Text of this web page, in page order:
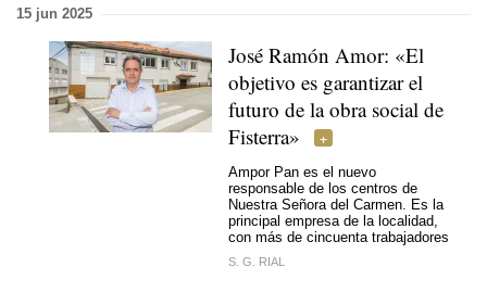
15 jun 2025
José Ramón Amor: «El
objetivo es garantizar el
futuro de la obra social de
Fisterra»
Ampor Pan es el nuevo
responsable de los centros de
Nuestra Señora del Carmen. Es la
principal empresa de la localidad,
con más de cincuenta trabajadores
S. G. RIAL